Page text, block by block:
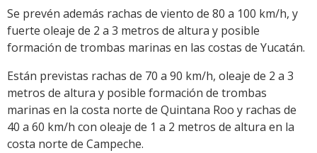
Se prevén además rachas de viento de 80 a 100 km/h, y
fuerte oleaje de 2 a 3 metros de altura y posible
formación de trombas marinas en las costas de Yucatán.
Están previstas rachas de 70 a 90 km/h, oleaje de 2 a 3
metros de altura y posible formación de trombas
marinas en la costa norte de Quintana Roo y rachas de
40 a 60 km/h con oleaje de 1 a 2 metros de altura en la
costa norte de Campeche.